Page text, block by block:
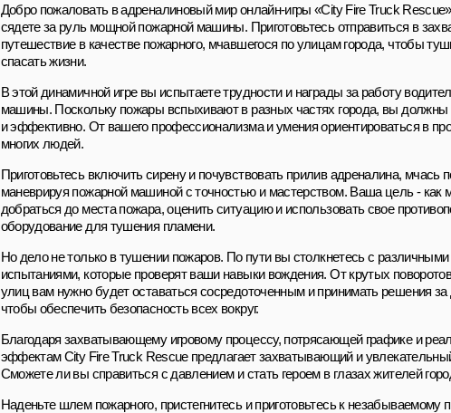
Добро пожаловать в адреналиновый мир онлайн-игры «City Fire Truck
сядете за руль мощной пожарной машины. Приготовьтесь отправиться в
путешествие в качестве пожарного, мчавшегося по улицам города, чтобы
спасать жизни.
В этой динамичной игре вы испытаете трудности и награды за работу
машины. Поскольку пожары вспыхивают в разных частях города, вы должны
и эффективно. От вашего профессионализма и умения ориентироваться в
многих людей.
Приготовьтесь включить сирену и почувствовать прилив адреналина, мчась
маневрируя пожарной машиной с точностью и мастерством. Ваша цель - как
добраться до места пожара, оценить ситуацию и использовать свое
оборудование для тушения пламени.
Но дело не только в тушении пожаров. По пути вы столкнетесь с
испытаниями, которые проверят ваши навыки вождения. От крутых
улиц вам нужно будет оставаться сосредоточенным и принимать решения
чтобы обеспечить безопасность всех вокруг.
Благодаря захватывающему игровому процессу, потрясающей графике и
эффектам City Fire Truck Rescue предлагает захватывающий и
Сможете ли вы справиться с давлением и стать героем в глазах жителей
Наденьте шлем пожарного, пристегнитесь и приготовьтесь к незабываемому